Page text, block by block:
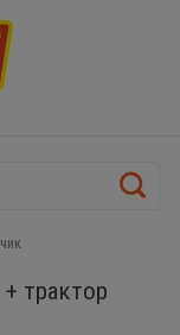
трактор